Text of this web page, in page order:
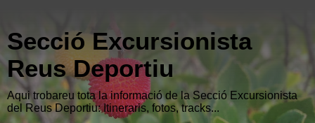
Secció Excursionista
Reus Deportiu
Aqui trobareu tota la informació de la Secció Excursionista
del Reus Deportiu: Itineraris, fotos, tracks...